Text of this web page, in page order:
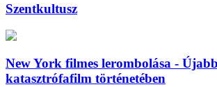
Szentkultusz
New York filmes lerombolása -
katasztrófafilm történetében